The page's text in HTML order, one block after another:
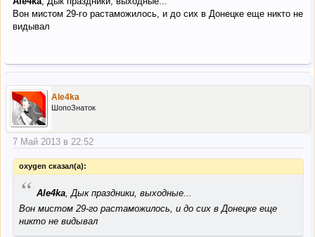
Вон мистом 29-го растаможилось, и до сих в Донецке еще никто не
видывал
Ale4ka
ШопоЗнаток
7 Май 2013 в 22:52
oxygen сказал(а):
“ Ale4ka, Дык праздники, выходные...
Вон мистом 29-го растаможилось, и до сих в Донецке еще
никто не видывал